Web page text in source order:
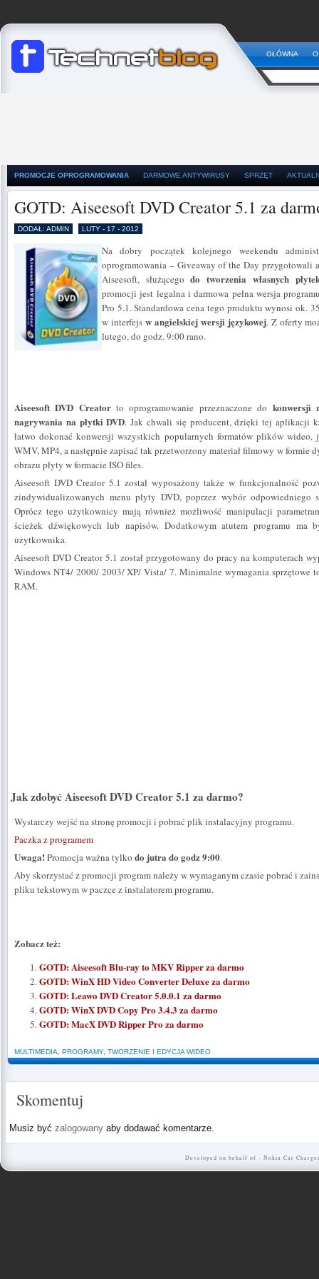
GŁÓWNA
PROMOCJE OPROGRAMOWANIA DARMOWE ANTYWIRUSY SPRZĘT
GOTD: Aiseesoft DVD Creator 5.1 za
DODAŁ: ADMIN LUTY - 17 - 2012
Na dobry początek kolejnego weekendu
oprogramowania – Giveaway of the Day przygotowali
Aiseesoft, służącegodo tworzenia własnych
promocji jest legalna i darmowa pełna wersja
Pro 5.1. Standardowa cena tego produktu wynosi ok.
w interfejs w angielskiej wersji językowej. Z oferty
lutego, do godz. 9:00 rano.
Aiseesoft DVD Creatorto oprogramowanie przeznaczone do konwersji
nagrywania na płytki DVD. Jak chwali się producent, dzięki tej aplikacji
łatwo dokonać konwersji wszystkich popularnych formatów plików
WMV, MP4, a następnie zapisać tak przetworzony materiał filmowy w formie
obrazu płyty w formacie ISO files.
Aiseesoft DVD Creator 5.1 został wyposażony także w funkcjonalność
zindywidualizowanych menu płyty DVD, poprzez wybór odpowiedniego
Oprócz tego użytkownicy mają również możliwość manipulacji
ścieżek dźwiękowych lub napisów. Dodatkowym atutem programu
użytkownika.
Aiseesoft DVD Creator 5.1 został przygotowany do pracy na komputerach
Windows NT4/ 2000/ 2003/ XP/ Vista/ 7. Minimalne wymagania sprzętowe
RAM.
Jak zdobyć Aiseesoft DVD Creator 5.1 za darmo?
Wystarczy wejść na stronę promocji i pobrać plik instalacyjny programu.
Paczka z programem
Uwaga!Promocja ważna tylko do jutra do godz 9:00.
Aby skorzystać z promocji program należy w wymaganym czasie pobrać i
pliku tekstowym w paczce z instalatorem programu.
Zobacz też:
GOTD: Aiseesoft Blu-ray to MKV Ripper za darmo
GOTD: WinX HD Video Converter Deluxe za darmo
GOTD: Leawo DVD Creator 5.0.0.1 za darmo
GOTD: WinX DVD Copy Pro 3.4.3 za darmo
GOTD: MacX DVD Ripper Pro za darmo
MULTIMEDIA PROGRAMY, TWORZENIE I EDYCJA WIDEO
Skomentuj
Musiz być zalogowany aby dodawać komentarze.
Developed on behalf of - Nokia Car